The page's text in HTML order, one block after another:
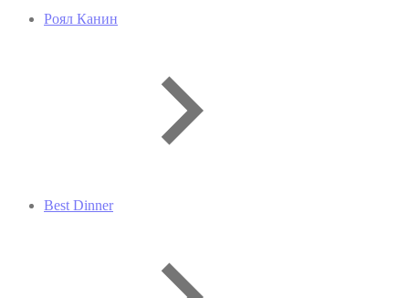
Роял Канин
Best Dinner